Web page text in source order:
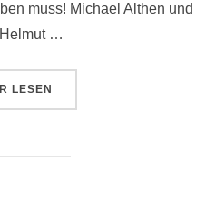
muss! Michael Althen und
…
ÜBER ““AUGE IN AUGE”-DOKU
LESEN